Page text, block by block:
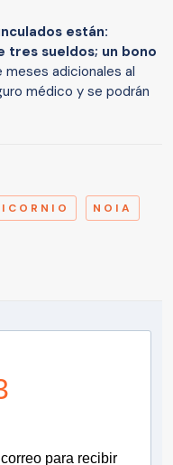
están:
tres sueldos; un bono
adicionales al
médico y se podrán
NOIA
para recibir